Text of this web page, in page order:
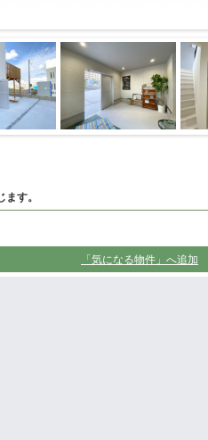
す。
「気になる物件」へ追加